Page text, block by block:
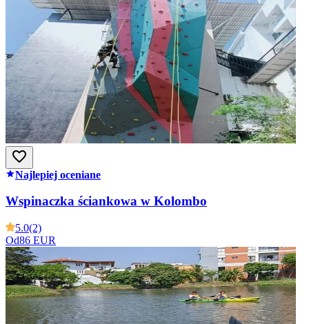
Najlepiej oceniane
Wspinaczka ściankowa w Kolombo
5.0(2)
Od86 EUR